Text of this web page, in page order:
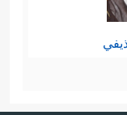
مكانة